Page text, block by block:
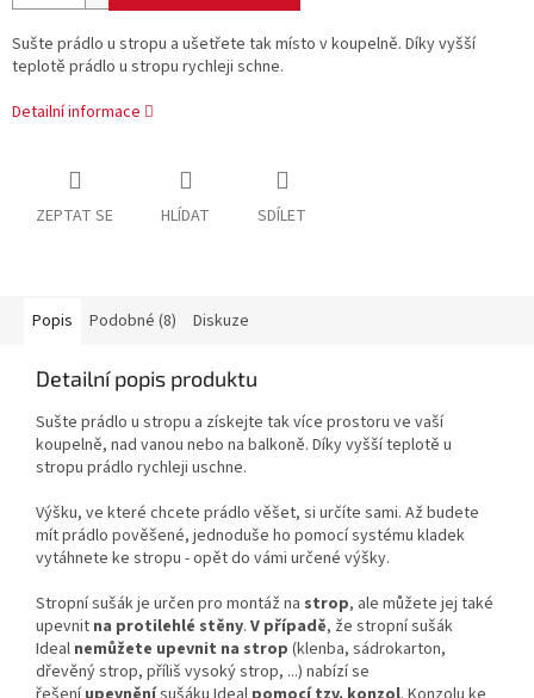
Sušte prádlo u stropu a ušetřete tak místo v koupelně. Díky vyšší
teplotě prádlo u stropu rychleji schne.
Detailní informace
ZEPTAT SE HLÍDAT SDÍLET
Popis Podobné (8) Diskuze
Detailní popis produktu
Sušte prádlo u stropu a získejte tak více prostoru ve vaší
koupelně, nad vanou nebo na balkoně. Díky vyšší teplotě u
stropu prádlo rychleji uschne.
Výšku, ve které chcete prádlo věšet, si určíte sami. Až budete
mít prádlo pověšené, jednoduše ho pomocí systému kladek
vytáhnete ke stropu - opět do vámi určené výšky.
Stropní sušák je určen pro montáž na strop, ale můžete jej také
upevnit na protilehlé stěny. V případě, že stropní sušák
Ideal nemůžete upevnit na strop (klenba, sádrokarton,
dřevěný strop, příliš vysoký strop, ...) nabízí se